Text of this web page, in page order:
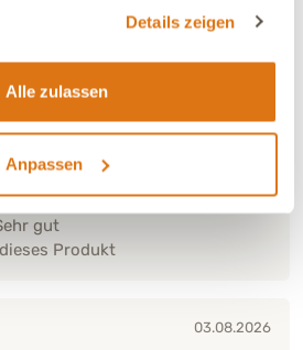
Details zeigen
Alle zulassen
Anpassen
Eindruck. Wird von meinem
und sehr gut vertragen
gut
Produkt
03.08.2026